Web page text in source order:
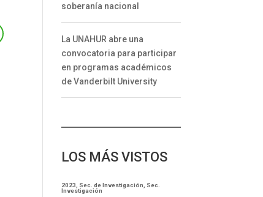
soberanía nacional
La UNAHUR abre una
convocatoria para participar
en programas académicos
de Vanderbilt University
LOS MÁS VISTOS